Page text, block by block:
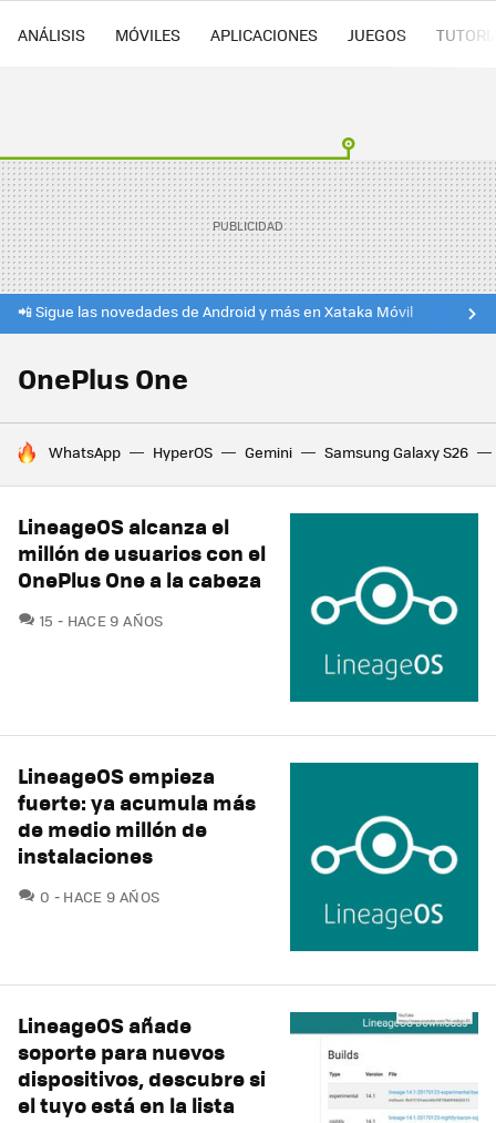
ANÁLISIS MÓVILES APLICACIONES JUEGOS
📲 Sigue las novedades de Android y más en Xataka Móvil
OnePlus One
HOY SE HABLA DE
WhatsApp HyperOS Gemini Samsung Galaxy S26
LineageOS alcanza el
millón de usuarios con el
OnePlus One a la cabeza
15 COMENTARIOS
HACE 9 AÑOS
LineageOS empieza
fuerte: ya acumula más
de medio millón de
instalaciones
0 COMENTARIOS
HACE 9 AÑOS
LineageOS añade
soporte para nuevos
dispositivos, descubre si
el tuyo está en la lista